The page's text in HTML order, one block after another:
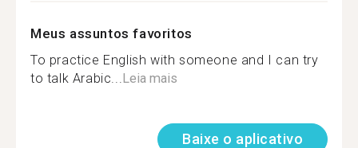
Meus assuntos favoritos
To practice English with someone and I can try
to talk Arabic... Leia mais
Baixe o aplicativo